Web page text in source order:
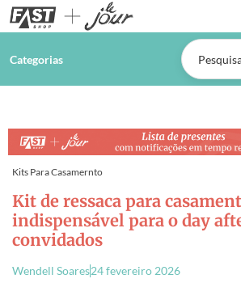
Categorias
Kits Para Casamernto
Kit de ressaca para
indispensável para o day
convidados
Wendell Soares24 fevereiro 2026